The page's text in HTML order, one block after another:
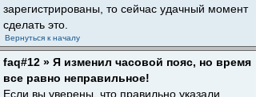
зарегистрированы, то сейчас удачный момент
сделать это.
Вернуться к началу
faq#12 » Я изменил часовой пояс, но время
все равно неправильное!
Если вы уверены, что правильно указали